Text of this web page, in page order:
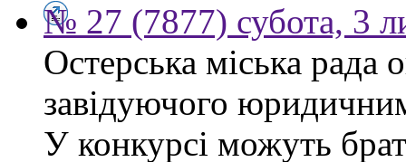
№ 27 (7877) субота, 3
Остерська міська рада
завідуючого
У конкурсі можуть